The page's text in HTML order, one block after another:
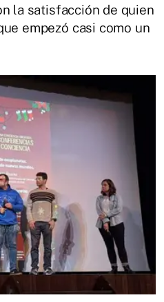
la satisfacción de quien
empezó casi como un